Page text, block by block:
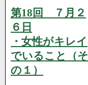
第18回 ７月２
６日
・女性がキレイ
でいること（そ
の１）